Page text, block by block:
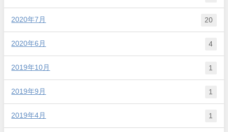
2020年7月 20
2020年6月 4
2019年10月 1
2019年9月 1
2019年4月 1